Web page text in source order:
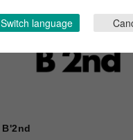
B'2nd
Switch language